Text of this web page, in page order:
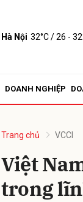
Hà Nội 32°C/ 26 -
DOANH NGHIỆP
Trang chủ VCCI
Việt
trong